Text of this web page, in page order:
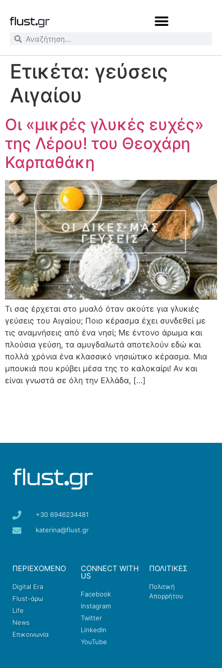
Ετικέτα: γεύσεις
Αιγαίου
Οι «μικρές γλυκές ευχές»
της Λέρου! του Θεοχάρη
Καρπαθάκη
Τι σας έρχεται στο μυαλό όταν ακούτε για γλυκιές
γεύσεις του Αιγαίου; Ποιο κέρασμα έχει συνδεθεί με
τις αναμνήσεις από ένα νησί; Με έντονο άρωμα και
πλούσια γεύση, τα αμυγδαλωτά αποτελούν εδώ και
πολλά χρόνια ένα κλασσικό νησιώτικο κέρασμα. Μια
μπουκιά που κρύβει μέσα της το καλοκαίρι! Αν και
είναι γνωστά σε όλη την Ελλάδα, […]
+30 6946234481
katerina@flust.gr
ΠΕΡΙΕΧΟΜΕΝΟ
Digital Era
Flust-άρω
Life
News
Επικοινωνία
CONNECT WITH
US
Facebook
Instagram
Twitter
LinkedIn
YouTube
ΠΟΛΙΤΙΚΕΣ
Πολιτική
Απορρήτου